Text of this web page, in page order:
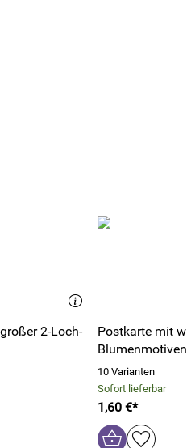
2-Loch-
Postkarte mit
Blumenmotiven
10 Varianten
Sofort lieferbar
1,60 €*